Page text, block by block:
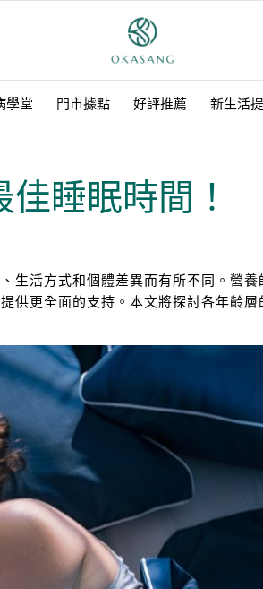
學堂 門市據點 好評推薦 新生活
睡眠時間！
生活方式和個體差異而有所不同。營
供更全面的支持。本文將探討各年齡層